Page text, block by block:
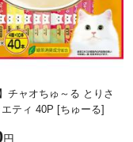
チャオちゅ～る とりさ
ティ 40P [ちゅーる]
円